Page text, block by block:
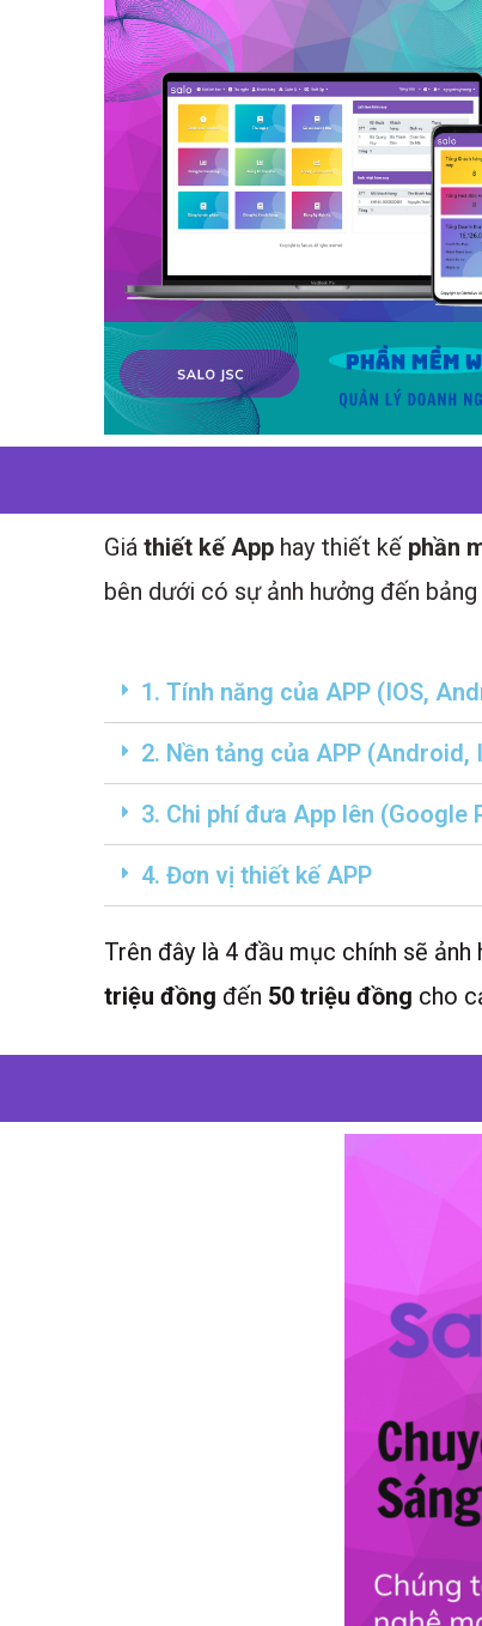
Giá thiết kế App hay thiết kế phần
bên dưới có sự ảnh hưởng đến bảng
1. Tính năng của APP (IOS,
2. Nền tảng của APP (Android,
3. Chi phí đưa App lên (Google
4. Đơn vị thiết kế APP
Trên đây là 4 đầu mục chính sẽ
triệu đồng đến 50 triệu đồng cho